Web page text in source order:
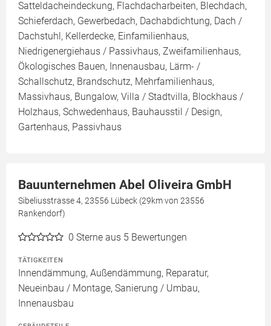
Satteldacheindeckung, Flachdacharbeiten, Blechdach,
Schieferdach, Gewerbedach, Dachabdichtung, Dach /
Dachstuhl, Kellerdecke, Einfamilienhaus,
Niedrigenergiehaus / Passivhaus, Zweifamilienhaus,
Ökologisches Bauen, Innenausbau, Lärm- /
Schallschutz, Brandschutz, Mehrfamilienhaus,
Massivhaus, Bungalow, Villa / Stadtvilla, Blockhaus /
Holzhaus, Schwedenhaus, Bauhausstil / Design,
Gartenhaus, Passivhaus
Bauunternehmen Abel Oliveira GmbH
Sibeliusstrasse 4, 23556 Lübeck (29km von 23556
Rankendorf)
0 Sterne aus 5 Bewertungen
TÄTIGKEITEN
Innendämmung, Außendämmung, Reparatur,
Neueinbau / Montage, Sanierung / Umbau,
Innenausbau